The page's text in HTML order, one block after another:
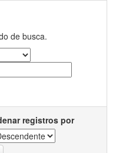
de busca.
registros por